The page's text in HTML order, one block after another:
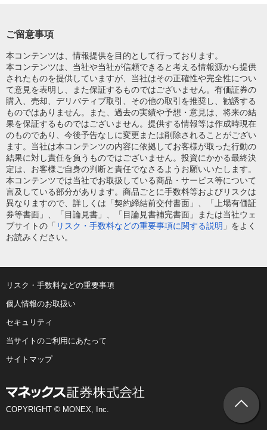
ご留意事項
本コンテンツは、情報提供を目的として行っております。
本コンテンツは、当社や当社が信頼できると考える情報源から提供
されたものを提供していますが、当社はその正確性や完全性につい
て意見を表明し、また保証するものではございません。有価証券の
購入、売却、デリバティブ取引、その他の取引を推奨し、勧誘する
ものではありません。また、過去の実績や予想・意見は、将来の結
果を保証するものではございません。提供する情報等は作成時現在
のものであり、今後予告なしに変更または削除されることがござい
ます。当社は本コンテンツの内容に依拠してお客様が取った行動の
結果に対し責任を負うものではございません。投資にかかる最終決
定は、お客様ご自身の判断と責任でなさるようお願いいたします。
本コンテンツでは当社でお取扱している商品・サービス等について
言及している部分があります。商品ごとに手数料等およびリスクは
異なりますので、詳しくは「契約締結前交付書面」、「上場有価証
券等書面」、「目論見書」、「目論見書補完書面」または当社ウェ
ブサイトの「 リスク・手数料などの重要事項に関する説明 」をよく
お読みください。
リスク・手数料などの重要事項
個人情報のお取扱い
セキュリティ
当サイトのご利用にあたって
サイトマップ
COPYRIGHT © MONEX, Inc.